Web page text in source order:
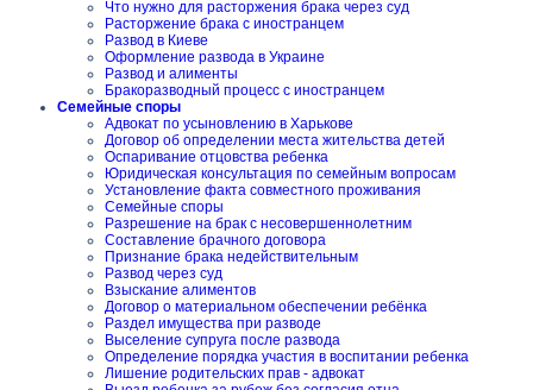
Что нужно для расторжения брака через суд
Расторжение брака с иностранцем
Развод в Киеве
Оформление развода в Украине
Развод и алименты
Бракоразводный процесс с иностранцем
Семейные споры
Адвокат по усыновлению в Харькове
Договор об определении места жительства детей
Оспаривание отцовства ребенка
Юридическая консультация по семейным вопросам
Установление факта совместного проживания
Семейные споры
Разрешение на брак с несовершеннолетним
Составление брачного договора
Признание брака недействительным
Развод через суд
Взыскание алиментов
Договор о материальном обеспечении ребёнка
Раздел имущества при разводе
Выселение супруга после развода
Определение порядка участия в воспитании ребенка
Лишение родительских прав - адвокат